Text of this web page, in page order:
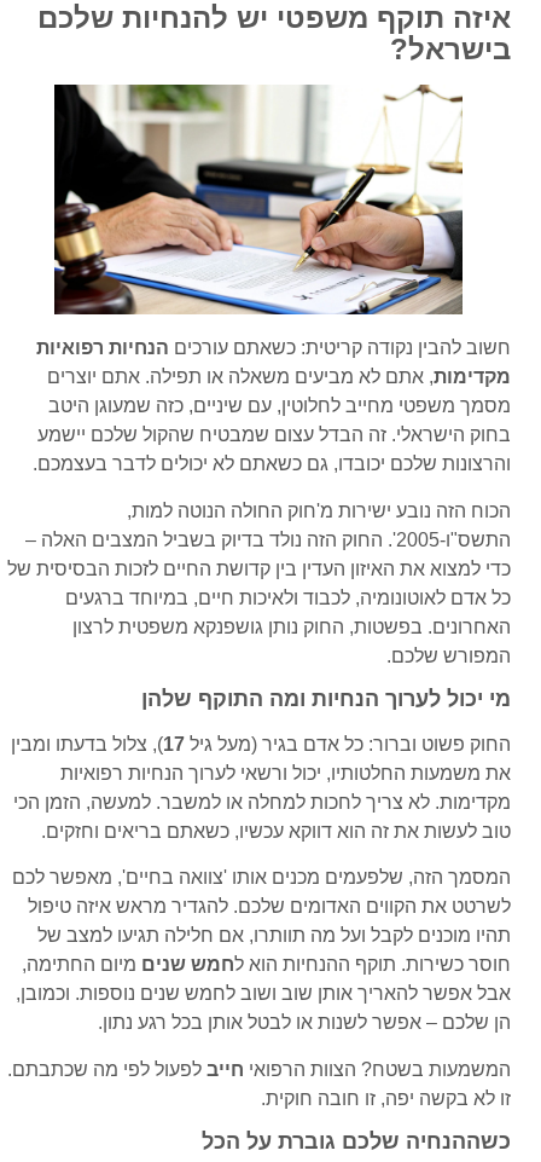
איזה תוקף משפטי יש להנחיות שלכם
בישראל?
חשוב להבין נקודה קריטית: כשאתם עורכים הנחיות רפואיות
מקדימות, אתם לא מביעים משאלה או תפילה. אתם יוצרים
מסמך משפטי מחייב לחלוטין, עם שיניים, כזה שמעוגן היטב
בחוק הישראלי. זה הבדל עצום שמבטיח שהקול שלכם יישמע
והרצונות שלכם יכובדו, גם כשאתם לא יכולים לדבר בעצמכם.
הכוח הזה נובע ישירות מ'חוק החולה הנוטה למות,
התשס"ו-2005'. החוק הזה נולד בדיוק בשביל המצבים האלה –
כדי למצוא את האיזון העדין בין קדושת החיים לזכות הבסיסית של
כל אדם לאוטונומיה, לכבוד ולאיכות חיים, במיוחד ברגעים
האחרונים. בפשטות, החוק נותן גושפנקא משפטית לרצון
המפורש שלכם.
מי יכול לערוך הנחיות ומה התוקף שלהן
החוק פשוט וברור: כל אדם בגיר (מעל גיל 17), צלול בדעתו ומבין
את משמעות החלטותיו, יכול ורשאי לערוך הנחיות רפואיות
מקדימות. לא צריך לחכות למחלה או למשבר. למעשה, הזמן הכי
טוב לעשות את זה הוא דווקא עכשיו, כשאתם בריאים וחזקים.
המסמך הזה, שלפעמים מכנים אותו 'צוואה בחיים', מאפשר לכם
לשרטט את הקווים האדומים שלכם. להגדיר מראש איזה טיפול
תהיו מוכנים לקבל ועל מה תוותרו, אם חלילה תגיעו למצב של
חוסר כשירות. תוקף ההנחיות הוא לחמש שנים מיום החתימה,
אבל אפשר להאריך אותן שוב ושוב לחמש שנים נוספות. וכמובן,
הן שלכם – אפשר לשנות או לבטל אותן בכל רגע נתון.
המשמעות בשטח? הצוות הרפואי חייב לפעול לפי מה שכתבתם.
זו לא בקשה יפה, זו חובה חוקית.
כשההנחיה שלכם גוברת על הכל